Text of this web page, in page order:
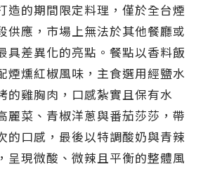
造的期間限定料理，僅於全台煙
供應，市場上無法於其他餐廳或
具差異化的亮點。餐點以香料飯
煙燻紅椒風味，主食選用經鹽水
的雞胸肉，口感紮實且保有水
麗菜、青椒洋蔥與番茄莎莎，帶
的口感，最後以特調酸奶與青辣
呈現微酸、微辣且平衡的整體風